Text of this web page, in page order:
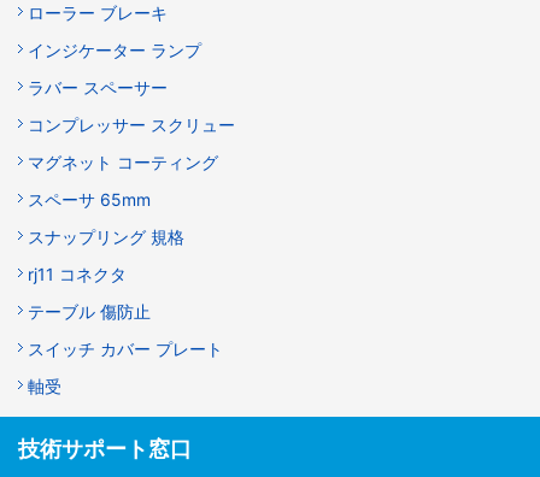
ローラー ブレーキ
インジケーター ランプ
ラバー スペーサー
コンプレッサー スクリュー
マグネット コーティング
スペーサ 65mm
スナップリング 規格
rj11 コネクタ
テーブル 傷防止
スイッチ カバー プレート
軸受
技術サポート窓口